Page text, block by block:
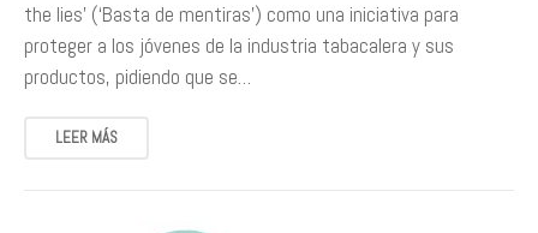
the lies’ (‘Basta de mentiras’) como una iniciativa para
proteger a los jóvenes de la industria tabacalera y sus
productos, pidiendo que se…
LEER MÁS